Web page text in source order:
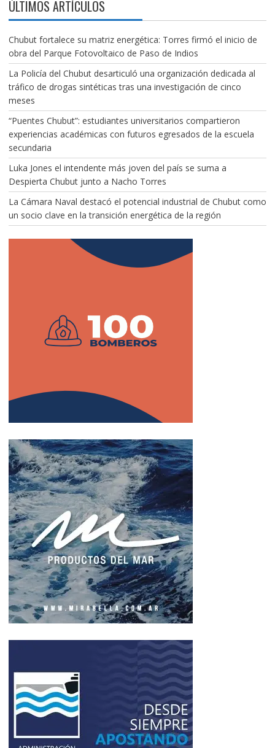
ÚLTIMOS ARTÍCULOS
Chubut fortalece su matriz energética: Torres firmó el inicio de
obra del Parque Fotovoltaico de Paso de Indios
La Policía del Chubut desarticuló una organización dedicada al
tráfico de drogas sintéticas tras una investigación de cinco
meses
“Puentes Chubut”: estudiantes universitarios compartieron
experiencias académicas con futuros egresados de la escuela
secundaria
Luka Jones el intendente más joven del país se suma a
Despierta Chubut junto a Nacho Torres
La Cámara Naval destacó el potencial industrial de Chubut como
un socio clave en la transición energética de la región